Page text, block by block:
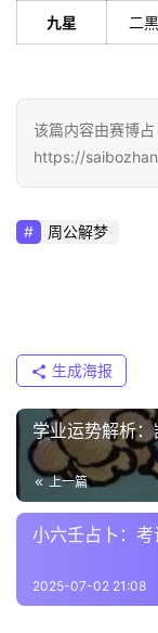
九星 二
该篇内容由赛博占
https://
周公解梦
生成海报
学业运势解析
上一篇
小六壬占卜：考
2025-07-02 21:08